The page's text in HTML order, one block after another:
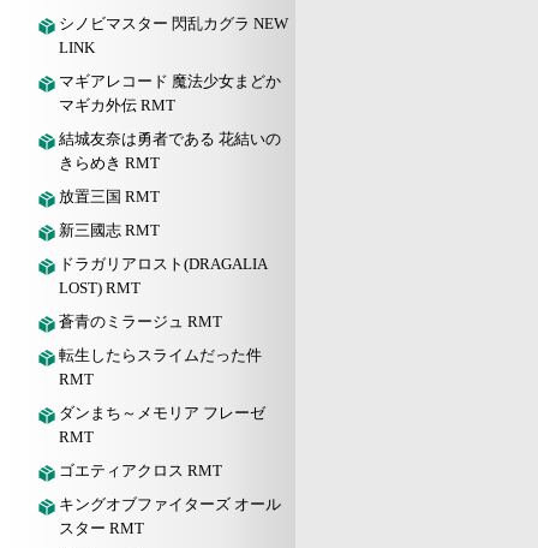
シノビマスター 閃乱カグラ NEW
LINK
マギアレコード 魔法少女まどか
マギカ外伝 RMT
結城友奈は勇者である 花結いの
きらめき RMT
放置三国 RMT
新三國志 RMT
ドラガリアロスト(DRAGALIA
LOST) RMT
蒼青のミラージュ RMT
転生したらスライムだった件
RMT
ダンまち～メモリア フレーゼ
RMT
ゴエティアクロス RMT
キングオブファイターズ オール
スター RMT